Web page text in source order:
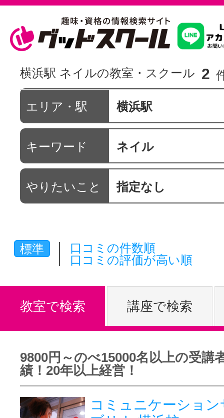
習いたいこ
スクールを
駅・路線か
通信講座を
体験レッス
やりたいこ
特集をみる
グッドスク
横浜駅 ネイルの教室・スクール 2
エリア・駅 横浜駅
キーワード ネイル
やりたいこと 指定なし
標準
口コミの件数順
口コミの評価が高い順
教室で検索 講座で検索
9800円～のべ15000名以上の受講
績！20年以上経営！
コミュニケーショ